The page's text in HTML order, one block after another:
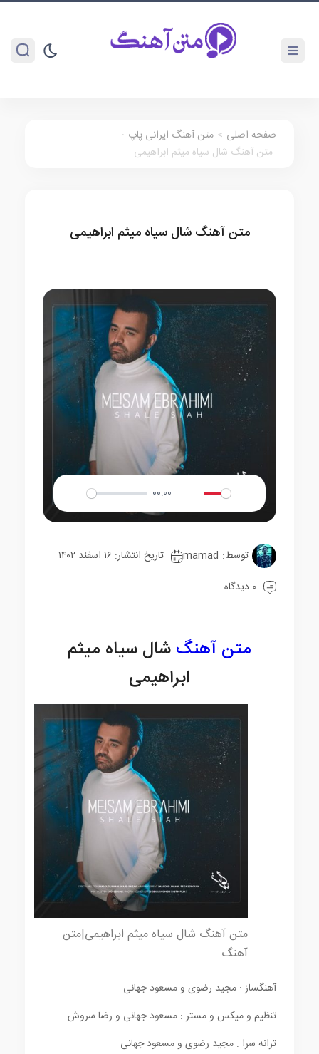
صفحه اصلی > متن آهنگ ایرانی پاپ :
متن آهنگ شال سیاه میثم ابراهیمی
متن آهنگ شال سیاه میثم ابراهیمی
Play
00:00
Mute Settings
توسط: mamad
تاریخ انتشار: ۱۶ اسفند ۱۴۰۲
0 دیدگاه
متن آهنگ شال سیاه میثم
ابراهیمی
متن آهنگ شال سیاه میثم ابراهیمی|متن
آهنگ
آهنگساز : مجید رضوی و مسعود جهانی
تنظیم و میکس و مستر : مسعود جهانی و رضا سروش
ترانه سرا : مجید رضوی و مسعود جهانی